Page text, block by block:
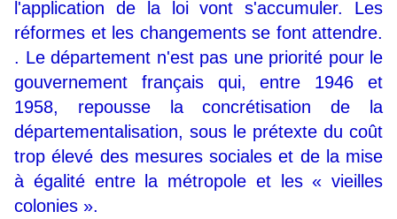
l'application de la loi vont s'accumuler. Les
réformes et les changements se font attendre.
. Le département n'est pas une priorité pour le
gouvernement français qui, entre 1946 et
1958, repousse la concrétisation de la
départementalisation, sous le prétexte du coût
trop élevé des mesures sociales et de la mise
à égalité entre la métropole et les « vieilles
colonies ».